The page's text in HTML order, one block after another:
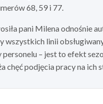
68, 59 i 77.
pani Milena odnośnie
wszystkich linii
– jest to efekt
chęć podjęcia pracy na ich